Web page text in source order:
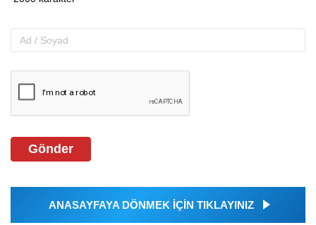
Gönder
ANASAYFAYA DÖNMEK İÇİN TIKLAYINIZ